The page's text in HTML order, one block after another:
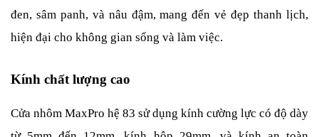
đen, sâm panh, và nâu đậm, mang đến vẻ đẹp thanh lịch,
hiện đại cho không gian sống và làm việc.
Kính chất lượng cao
Cửa nhôm MaxPro hệ 83 sử dụng kính cường lực có độ dày